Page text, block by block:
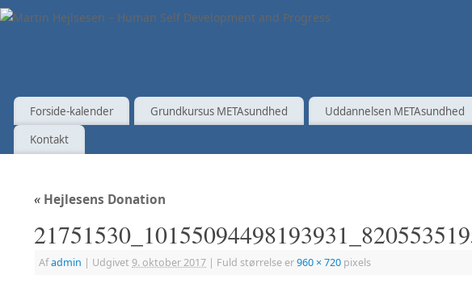
Forside-kalender Grundkursus METAsundhed Uddannelsen METAsundhed
Kontakt
« Hejlesens Donation
Afadmin | Udgivet 9. oktober 2017 | Fuld størrelse er960 × 720 pixels